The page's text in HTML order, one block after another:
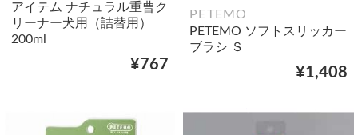
アイテム ナチュラル重曹ク
リーナー犬用（詰替用）
200ml
¥767
PETEMO
PETEMO ソフトスリッカー
ブラシ Ｓ
¥1,408